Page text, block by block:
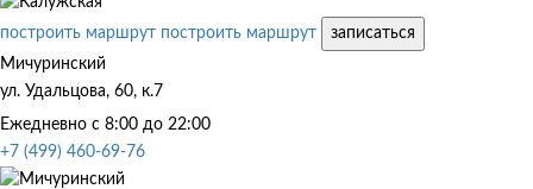
построить маршрут построить маршрут
записаться
Мичуринский
ул. Удальцова, 60, к.7
Ежедневно с 8:00 до 22:00
+7 (499) 460-69-76